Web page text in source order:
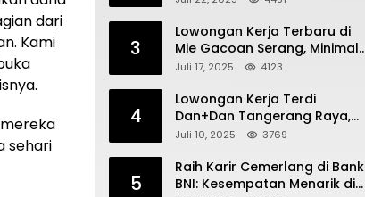
dari
Kami
sehari
3
Lowongan Kerja Terbaru di
Mie Gacoan Serang, Minimal
Lulusan SMA SMK Sederajat
Juli 17, 2025 4123
4
Lowongan Kerja Terdi
Dan+Dan Tangerang Raya,
Minimal Lulusan SMA SMK
Juli 10, 2025 3769
5
Raih Karir Cemerlang di Bank
BNI: Kesempatan Menarik di